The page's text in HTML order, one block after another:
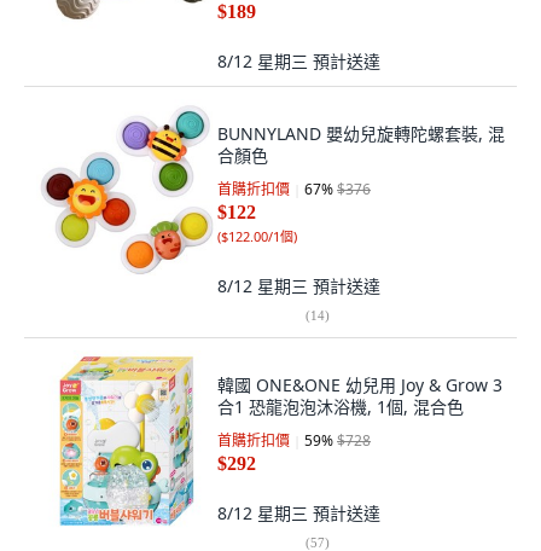
$189
8/12 星期三 預計送達
BUNNYLAND 嬰幼兒旋轉陀螺套裝, 混
合顏色
首購折扣價 67%$376
$122
($122.00/1個)
8/12 星期三 預計送達
(14)
韓國 ONE&ONE 幼兒用 Joy & Grow 3
合1 恐龍泡泡沐浴機, 1個, 混合色
首購折扣價 59%$728
$292
8/12 星期三 預計送達
(57)